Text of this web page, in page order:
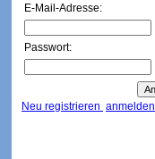
E-Mail-Adresse:
Passwort:
Neu registrieren anmelden